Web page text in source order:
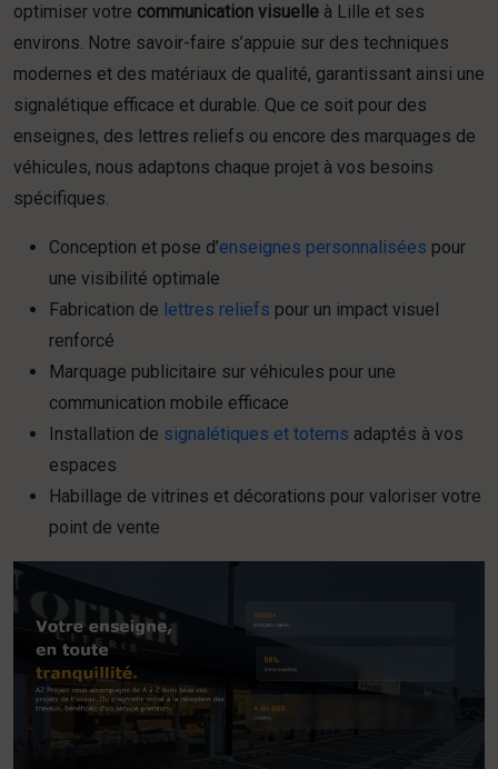
optimiser votre communication visuelle à Lille et ses
environs. Notre savoir-faire s’appuie sur des techniques
modernes et des matériaux de qualité, garantissant ainsi une
signalétique efficace et durable. Que ce soit pour des
enseignes, des lettres reliefs ou encore des marquages de
véhicules, nous adaptons chaque projet à vos besoins
spécifiques.
Conception et pose d’enseignes personnalisées pour
une visibilité optimale
Fabrication de lettres reliefs pour un impact visuel
renforcé
Marquage publicitaire sur véhicules pour une
communication mobile efficace
Installation de signalétiques et totems adaptés à vos
espaces
Habillage de vitrines et décorations pour valoriser votre
point de vente